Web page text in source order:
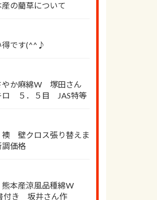
の藺草について
得です(^^♪
やか麻綿W 塚田さん
５．５目 JAS特等
壁クロス張り替えま
価格
本産涼風品種綿W
付き 坂井さん作